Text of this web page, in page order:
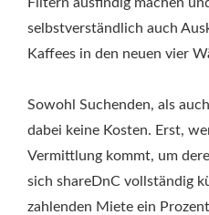
selbstverständlich auch
Kaffees in den neuen vier
Sowohl Suchenden, als
dabei keine Kosten. Erst,
Vermittlung kommt, um
sich shareDnC vollständig
zahlenden Miete ein